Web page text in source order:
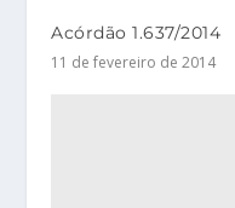
Acórdão 1.637/2014
11 de fevereiro de 2014